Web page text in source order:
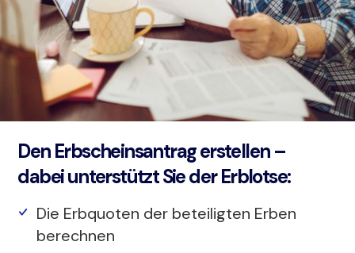
Den Erbscheinsantrag erstellen –
dabei unterstützt Sie der Erblotse:
Die Erbquoten der beteiligten Erben
berechnen